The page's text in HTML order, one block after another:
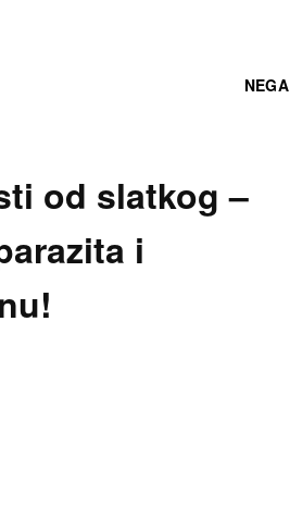
NEGA
od slatkog –
i